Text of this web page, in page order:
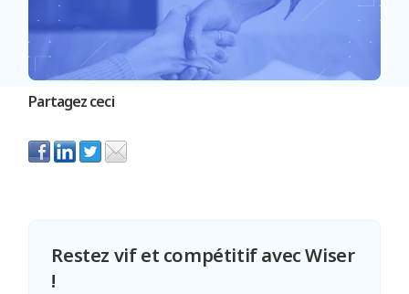
Partagez ceci
Restez vif et compétitif avec Wiser
!